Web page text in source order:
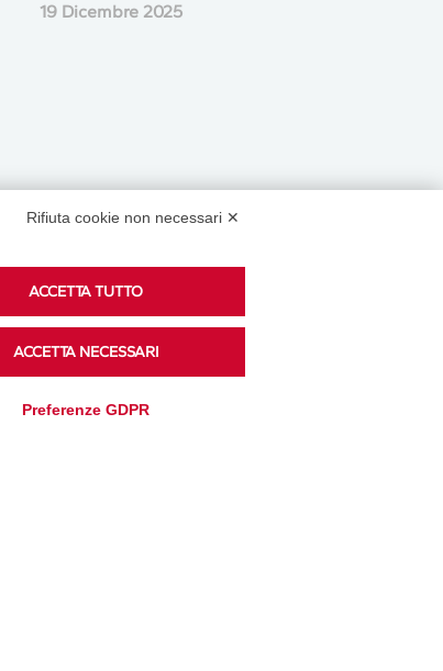
19 Dicembre 2025
Podcast
Rifiuta cookie non necessari ✕
ACCETTA TUTTO
ACCETTA NECESSARI
Preferenze GDPR